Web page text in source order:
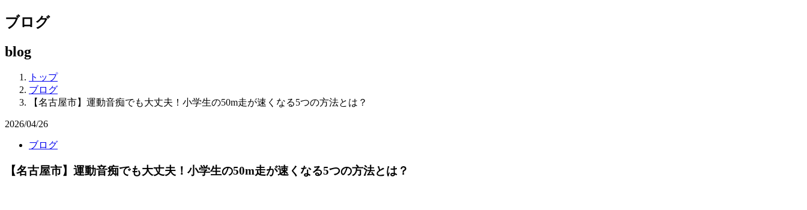
ブログ
blog
トップ
ブログ
【名古屋市】運動音痴でも大丈夫！小学生の50m走が速くなる5つの方法とは？
2026/04/26
ブログ
【名古屋市】運動音痴でも大丈夫！小学生の50m走が速くなる5つの方法とは？